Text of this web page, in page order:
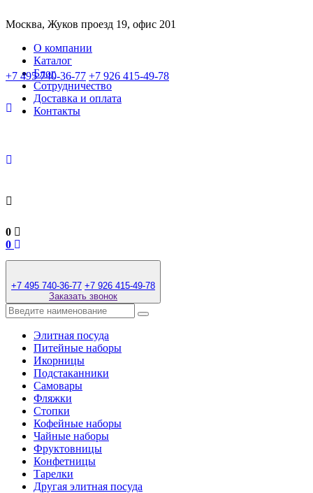
Москва, Жуков проезд 19, офис 201
О компании
Каталог
Блог
Сотрудничество
Доставка и оплата
Контакты
+7 495 740-36-77 +7 926 415-49-78
0
0
+7 495 740-36-77 +7 926 415-49-78
Заказать звонок
Элитная посуда
Питейные наборы
Икорницы
Подстаканники
Самовары
Фляжки
Стопки
Кофейные наборы
Чайные наборы
Фруктовницы
Конфетницы
Тарелки
Другая элитная посуда